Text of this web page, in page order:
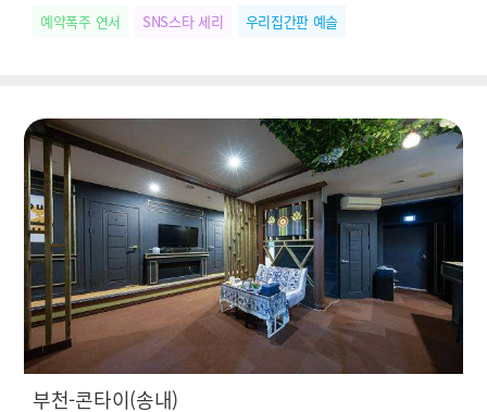
예약폭주 연서 SNS스타 세리 우리집간판 예슬
부천-콘타이(송내)